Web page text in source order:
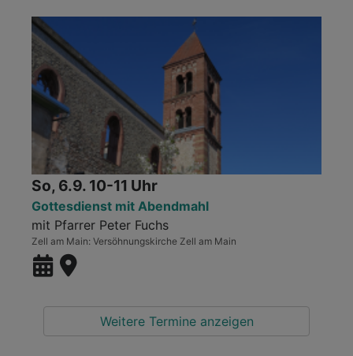
So, 6.9. 10-11 Uhr
Gottesdienst mit Abendmahl
mit Pfarrer Peter Fuchs
Zell am Main Versöhnungskirche Zell am Main
Weitere Termine anzeigen